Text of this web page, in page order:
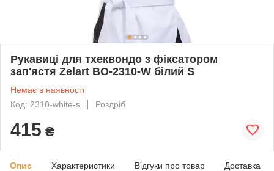
Рукавиці для тхеквондо з фіксатором
зап'ястя Zelart BO-2310-W білий S
Немає в наявності
Код: 2310-white-s
Роздріб
415 ₴
Опис Характеристики Відгуки про товар Доставка